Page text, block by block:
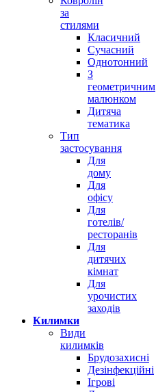
за
стилями
Класичний
Сучасний
Однотонний
З
геометричним
малюнком
Дитяча
тематика
Тип
застосування
Для
дому
Для
офісу
Для
готелів/
ресторанів
Для
дитячих
кімнат
Для
урочистих
заходів
Килимки
Види
килимків
Брудозахисні
Дезінфекційні
Ігрові